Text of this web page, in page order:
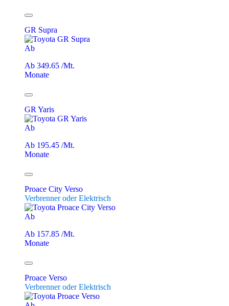
GR Supra
Ab
Ab 349.65 /Mt.
Monate
GR Yaris
Ab
Ab 195.45 /Mt.
Monate
Proace City Verso
Verbrenner oder Elektrisch
Ab
Ab 157.85 /Mt.
Monate
Proace Verso
Verbrenner oder Elektrisch